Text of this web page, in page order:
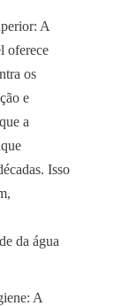
A
oferece
os
e
a
Isso
da água
A